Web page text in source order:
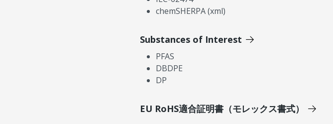
chemSHERPA (xml)
Substances of Interest
PFAS
DBDPE
DP
EU RoHS適合証明書（モレックス書式）